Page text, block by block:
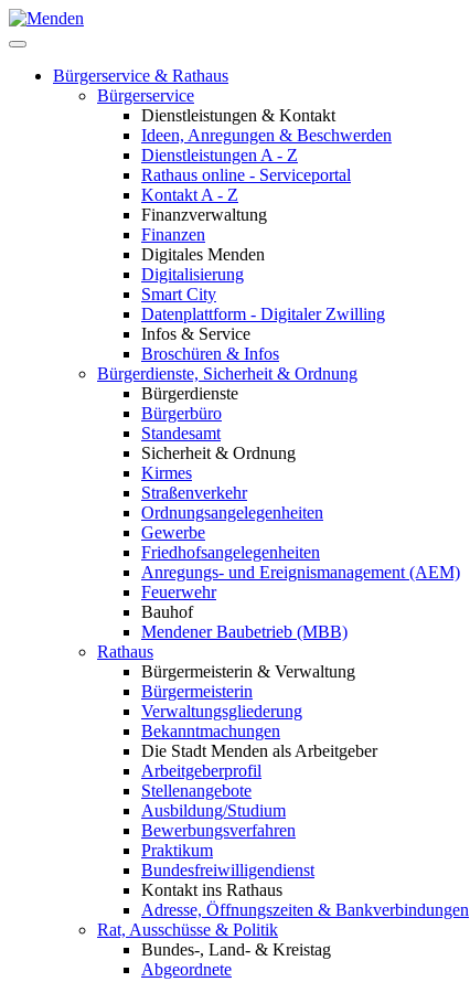
Bürgerservice & Rathaus
Bürgerservice
Dienstleistungen & Kontakt
Ideen, Anregungen & Beschwerden
Dienstleistungen A - Z
Rathaus online - Serviceportal
Kontakt A - Z
Finanzverwaltung
Finanzen
Digitales Menden
Digitalisierung
Smart City
Datenplattform - Digitaler Zwilling
Infos & Service
Broschüren & Infos
Bürgerdienste, Sicherheit & Ordnung
Bürgerdienste
Bürgerbüro
Standesamt
Sicherheit & Ordnung
Kirmes
Straßenverkehr
Ordnungsangelegenheiten
Gewerbe
Friedhofsangelegenheiten
Anregungs- und Ereignismanagement (AEM)
Feuerwehr
Bauhof
Mendener Baubetrieb (MBB)
Rathaus
Bürgermeisterin & Verwaltung
Bürgermeisterin
Verwaltungsgliederung
Bekanntmachungen
Die Stadt Menden als Arbeitgeber
Arbeitgeberprofil
Stellenangebote
Ausbildung/Studium
Bewerbungsverfahren
Praktikum
Bundesfreiwilligendienst
Kontakt ins Rathaus
Adresse, Öffnungszeiten & Bankverbindungen
Rat, Ausschüsse & Politik
Bundes-, Land- & Kreistag
Abgeordnete